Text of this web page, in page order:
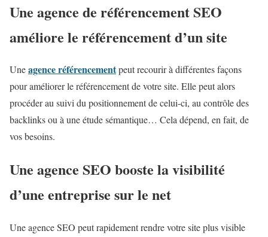
Une agence de référencement SEO
améliore le référencement d’un site
Uneagence référencementpeut recourir à différentes façons
pour améliorer le référencement de votre site. Elle peut alors
procéder au suivi du positionnement de celui-ci, au contrôle des
backlinks ou à une étude sémantique… Cela dépend, en fait, de
vos besoins.
Une agence SEO booste la visibilité
d’une entreprise sur le net
Une agence SEO peut rapidement rendre votre site plus visible